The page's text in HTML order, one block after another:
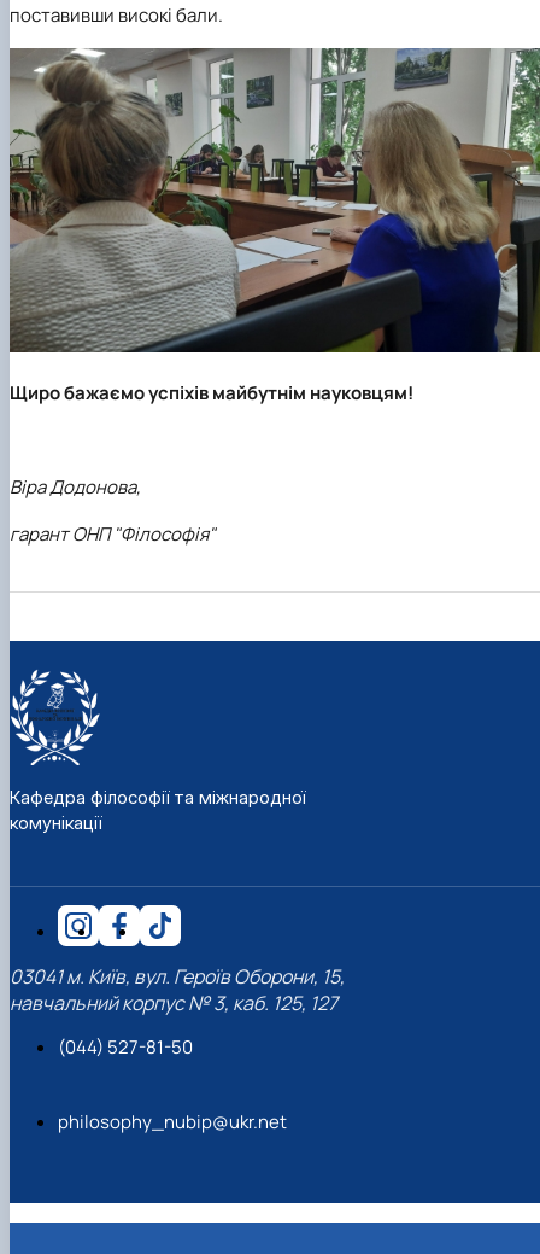
поставивши високі бали.
Щиро бажаємо успіхів майбутнім науковцям!
Віра Додонова,
гарант ОНП "Філософія"
Кафедра філософії та міжнародної
комунікації
03041 м. Київ, вул. Героїв Оборони, 15,
навчальний корпус № 3, каб. 125, 127
(044) 527-81-50
philosophy_nubip@ukr.net